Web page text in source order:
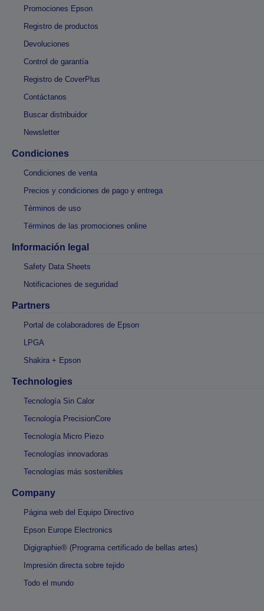
Promociones Epson
Registro de productos
Devoluciones
Control de garantía
Registro de CoverPlus
Contáctanos
Buscar distribuidor
Newsletter
Condiciones
Condiciones de venta
Precios y condiciones de pago y entrega
Términos de uso
Términos de las promociones online
Información legal
Safety Data Sheets
Notificaciones de seguridad
Partners
Portal de colaboradores de Epson
LPGA
Shakira + Epson
Technologies
Tecnología Sin Calor
Tecnología PrecisionCore
Tecnología Micro Piezo
Tecnologías innovadoras
Tecnologías más sostenibles
Company
Página web del Equipo Directivo
Epson Europe Electronics
Digigraphie® (Programa certificado de bellas artes)
Impresión directa sobre tejido
Todo el mundo